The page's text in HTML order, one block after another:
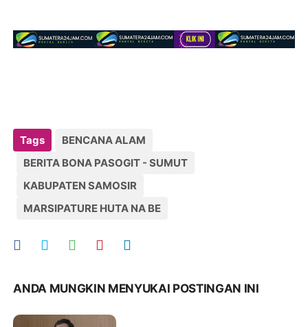
Tags
BENCANA ALAM
BERITA BONA PASOGIT - SUMUT
KABUPATEN SAMOSIR
MARSIPATURE HUTA NA BE
ANDA MUNGKIN MENYUKAI POSTINGAN INI